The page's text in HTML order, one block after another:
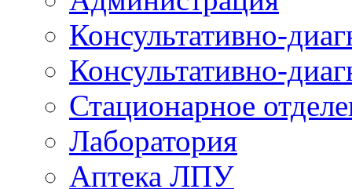
Консультативно-
Консультативно-
Стационарное
Лаборатория
Аптека ЛПУ